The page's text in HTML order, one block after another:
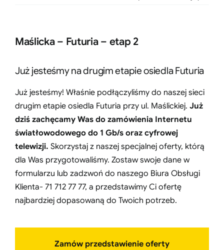
Maślicka – Futuria – etap 2
Już jesteśmy na drugim etapie osiedla Futuria
Już jesteśmy! Właśnie podłączyliśmy do naszej sieci
drugim etapie osiedla Futuria przy ul. Maślickiej. Już
dziś zachęcamy Was do zamówienia Internetu
światłowodowego do 1 Gb/s oraz cyfrowej
telewizji. Skorzystaj z naszej specjalnej oferty, którą
dla Was przygotowaliśmy. Zostaw swoje dane w
formularzu lub zadzwoń do naszego Biura Obsługi
Klienta- 71 712 77 77, a przedstawimy Ci ofertę
najbardziej dopasowaną do Twoich potrzeb.
Zamów przedstawienie oferty